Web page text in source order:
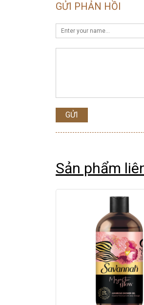
GỬI PHẢN HỒI
GỬI
Sản phẩm